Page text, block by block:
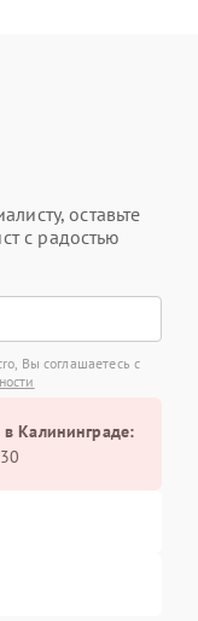
оставьте
с радостью
Вы соглашаетесь с
Калининграде: